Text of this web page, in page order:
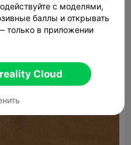
с моделями,
баллы и открывать
только в приложении
Cloud